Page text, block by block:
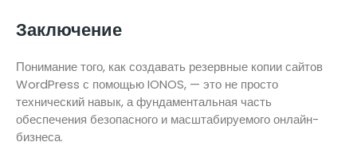
Заключение
Понимание того, как создавать резервные копии сайтов
WordPress с помощью IONOS, — это не просто
технический навык, а фундаментальная часть
обеспечения безопасного и масштабируемого онлайн-
бизнеса.